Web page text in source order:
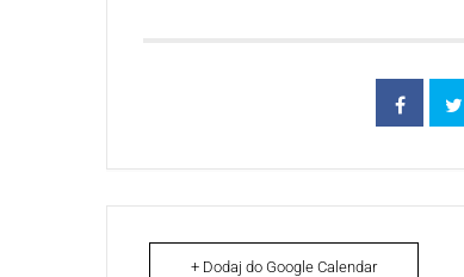
+ Dodaj do Google Calendar